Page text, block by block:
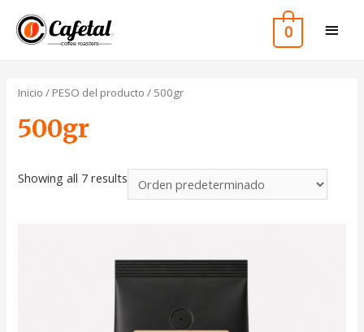
0
Inicio / PESO del producto / 500gr
500gr
Showing all 7 results